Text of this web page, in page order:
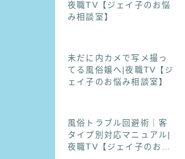
夜職TV【ジェイ子のお悩
み相談室】
未だに内カメで写メ撮っ
てる風俗嬢へ|夜職TV【ジ
ェイ子のお悩み相談室】
風俗トラブル回避術｜客
タイプ別対応マニュアル|
夜職TV【ジェイ子のお悩